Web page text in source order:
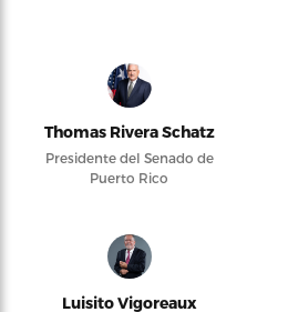
Thomas Rivera Schatz
Presidente del Senado de
Puerto Rico
Luisito Vigoreaux